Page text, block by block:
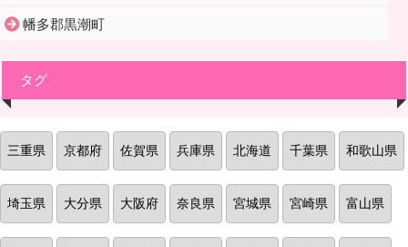
幡多郡黒潮町
タグ
三重県 京都府 佐賀県 兵庫県 北海道 千葉県 和歌山県
埼玉県 大分県 大阪府 奈良県 宮城県 宮崎県 富山県